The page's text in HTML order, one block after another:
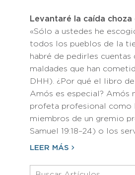
Levantaré la caída choza
«Sólo a ustedes he
todos los pueblos de la
habré de pedirles cuentas
maldades que han
DHH). ¿Por qué el libro
Amós es especial? Amós
profeta profesional como
miembros de un gremio
Samuel 19:18–24) o los
LEER MÁS